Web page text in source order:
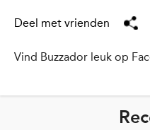
Deel met vrienden
Vind Buzzador leuk op